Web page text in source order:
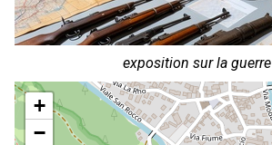
exposition sur la guerre
+
−